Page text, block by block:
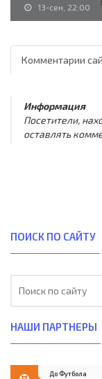
13-сен, 22:00
Комментарии
Информация
Посетители,
оставлять
ПОИСК ПО САЙТУ
НАШИ ПАРТНЕРЫ
До Футбола